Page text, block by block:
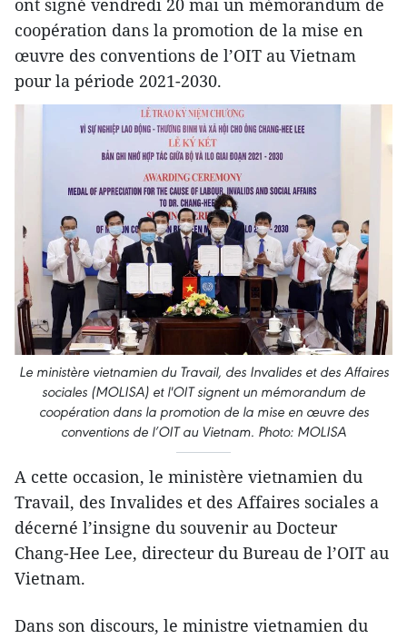
ont signé vendredi 20 mai un mémorandum de
coopération dans la promotion de la mise en
œuvre des conventions de l’OIT au Vietnam
pour la période 2021-2030.
Le ministère vietnamien du Travail, des Invalides et des Affaires
sociales (MOLISA) et l'OIT signent un mémorandum de
coopération dans la promotion de la mise en œuvre des
conventions de l’OIT au Vietnam. Photo: MOLISA
A cette occasion, le ministère vietnamien du
Travail, des Invalides et des Affaires sociales a
décerné l’insigne du souvenir au Docteur
Chang-Hee Lee, directeur du Bureau de l’OIT au
Vietnam.
Dans son discours, le ministre vietnamien du